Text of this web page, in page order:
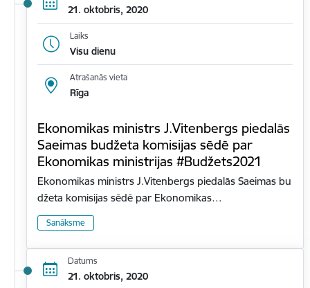
21. oktobris, 2020
Laiks
Visu dienu
Atrašanās vieta
Rīga
Ekonomikas ministrs J.Vitenbergs piedalās
Saeimas budžeta komisijas sēdē par
Ekonomikas ministrijas #Budžets2021
Ekonomikas ministrs J.Vitenbergs piedalās Saeimas bu
džeta komisijas sēdē par Ekonomikas…
Sanāksme
Datums
21. oktobris, 2020